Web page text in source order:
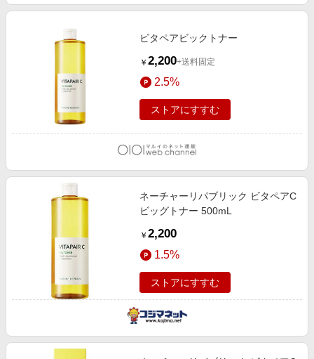
ビタペアビックトナー
￥ 2,200+送料固定
2.5%
ストアにすすむ
ネーチャーリパブリック ビタペアC
ビッグトナー 500mL
￥ 2,200
1.5%
ストアにすすむ